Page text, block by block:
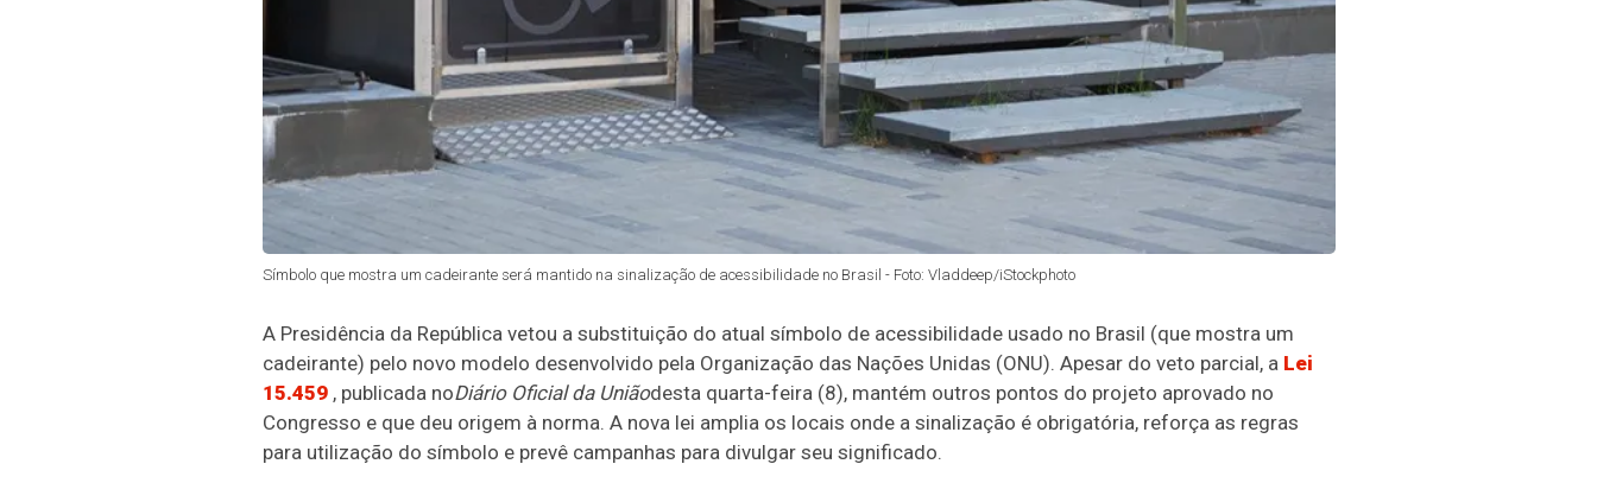
Símbolo que mostra um cadeirante será mantido na sinalização de acessibilidade no Brasil - Foto: Vladdeep/iStockphoto
A Presidência da República vetou a substituição do atual símbolo de acessibilidade usado no Brasil (que mostra um
cadeirante) pelo novo modelo desenvolvido pela Organização das Nações Unidas (ONU). Apesar do veto parcial, a Lei
15.459, publicada noDiário Oficial da Uniãodesta quarta-feira (8), mantém outros pontos do projeto aprovado no
Congresso e que deu origem à norma. A nova lei amplia os locais onde a sinalização é obrigatória, reforça as regras
para utilização do símbolo e prevê campanhas para divulgar seu significado.